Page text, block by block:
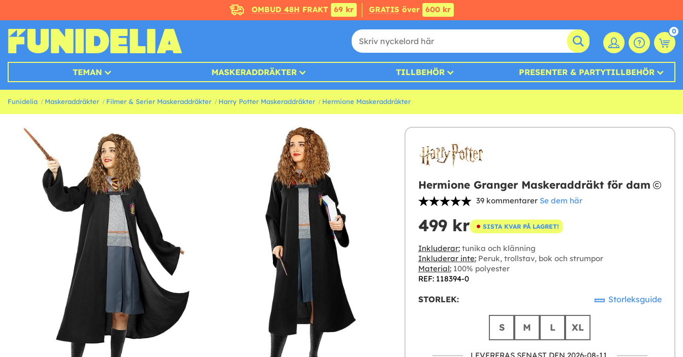
OMBUD 48H FRAKT 69 kr GRATIS över 600 kr
0
TEMAN MASKERADDRÄKTER TILLBEHÖR PRESENTER & PARTYTILLBEHÖR
Funidelia Maskeraddräkter Filmer & Serier Maskeraddräkter Harry Potter Maskeraddräkter Hermione Maskeraddräkter
Hermione Granger Maskeraddräkt för dam
39 kommentarer Se dem här
499 kr SISTA KVAR PÅ LAGRET!
Inkluderar:tunika och klänning
Inkluderar inte:Peruk, trollstav, bok och strumpor
Material:100% polyester
REF: 118394-0
STORLEK: Storleksguide
S M L XL